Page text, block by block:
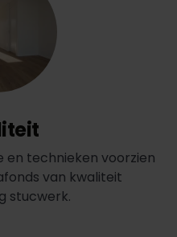
en technieken voorzien
van kwaliteit
stucwerk.